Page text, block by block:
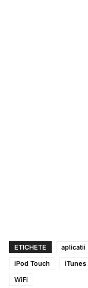
ETICHETE aplicatii
iPod Touch
iTunes
WiFi